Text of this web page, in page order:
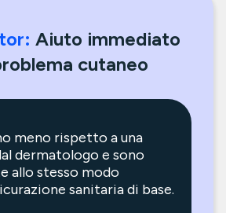
Aiuto immediato
cutaneo
meno rispetto a una
dermatologo e sono
allo stesso modo
sanitaria di base.